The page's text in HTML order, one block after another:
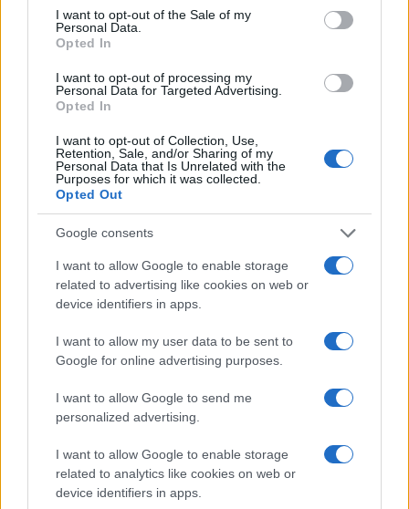
consent section.
I want to opt-out of the Sale of my
Personal Data.
Opted In
I want to opt-out of processing my
Personal Data for Targeted Advertising.
Opted In
I want to opt-out of Collection, Use,
Retention, Sale, and/or Sharing of my
Personal Data that Is Unrelated with the
Purposes for which it was collected.
Opted Out
Google consents
I want to allow Google to enable storage
related to advertising like cookies on web or
device identifiers in apps.
I want to allow my user data to be sent to
Google for online advertising purposes.
I want to allow Google to send me
personalized advertising.
I want to allow Google to enable storage
related to analytics like cookies on web or
device identifiers in apps.
κρούσματα μεταξύ 4 και 18 ετών αυξήθηκαν τον Ιούλιο,
αλλά όχι και οι εισαγωγές σε ΜΕΘ και οι θάνατοι. «Η
τα παιδιά. Παρά όλα αυτά, έχουμε αυξημένο αριθμό
κρουσμάτων στους νέους κάτω των 17 ετών λόγω της
κινητικότητας της συγκεκριμένης ηλικιακής ομάδας και
του εμβολιασμού των μεγαλύτερων ηλικιών».
«Περιμένουμε αύξηση κρουσμάτων και νοσηλειών
παιδιών και εφήβων μετά το άνοιγμα των σχολείων
λόγω των αυξημένων ελέγχων, την αύξηση της
κινητικότητας», είπαν, ενώ αναμένονται περαιτέρω
επιστημονικά δεδομένα σχετικά με την πλήρη έκταση
παιδιών και εφήβων.
«Ασφαλή και αποτελεσματικά τα
εμβόλια»
Η στάση της Εθνικής Επιτροπής Εμβολιασμών, τόνισαν οι
κ.κ. Θεοδωρίδου και Παπαευαγγέλου, είναι συντηρητική.
Εκτός από επαναληπτικές κλινικές και πληθυσμιακές